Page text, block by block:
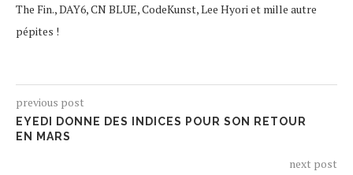
The Fin., DAY6, CN BLUE, CodeKunst, Lee Hyori et mille autre
pépites !
previous post
EYEDI DONNE DES INDICES POUR SON RETOUR
EN MARS
next post